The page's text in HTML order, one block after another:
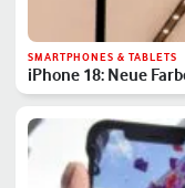
SMARTPHONES & TABLETS
iPhone 18: Neue